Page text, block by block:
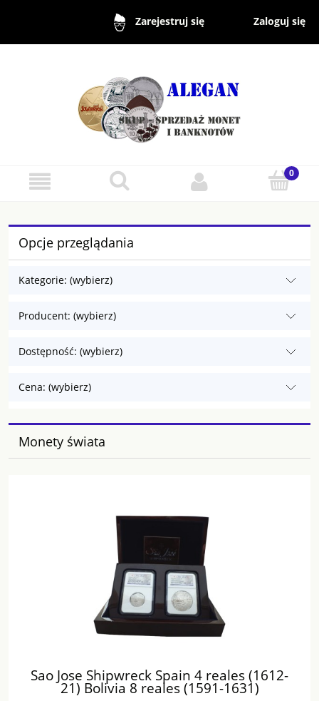
Zarejestruj się Zaloguj się
Opcje przeglądania
Kategorie: (wybierz)
Producent: (wybierz)
Dostępność: (wybierz)
Cena: (wybierz)
Monety świata
Sao Jose Shipwreck Spain 4 reales (1612-
21) Bolivia 8 reales (1591-1631)